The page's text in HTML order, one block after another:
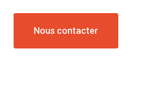
Nous contacter